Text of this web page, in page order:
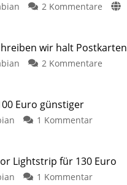
2 Kommentare
wir halt Postkarten
2 Kommentare
Euro günstiger
1 Kommentar
Lightstrip für 130 Euro
1 Kommentar